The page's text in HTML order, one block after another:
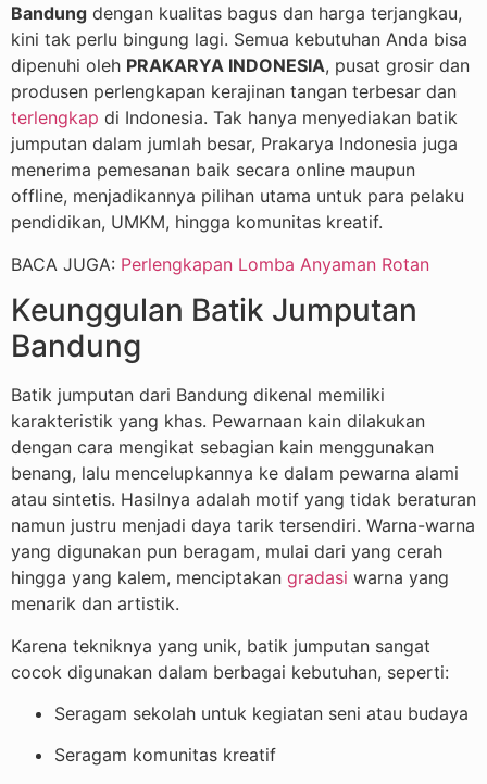
Bandung dengan kualitas bagus dan harga terjangkau,
kini tak perlu bingung lagi. Semua kebutuhan Anda bisa
dipenuhi oleh PRAKARYA INDONESIA, pusat grosir dan
produsen perlengkapan kerajinan tangan terbesar dan
terlengkap di Indonesia. Tak hanya menyediakan batik
jumputan dalam jumlah besar, Prakarya Indonesia juga
menerima pemesanan baik secara online maupun
offline, menjadikannya pilihan utama untuk para pelaku
pendidikan, UMKM, hingga komunitas kreatif.
BACA JUGA: Perlengkapan Lomba Anyaman Rotan
Keunggulan Batik Jumputan
Bandung
Batik jumputan dari Bandung dikenal memiliki
karakteristik yang khas. Pewarnaan kain dilakukan
dengan cara mengikat sebagian kain menggunakan
benang, lalu mencelupkannya ke dalam pewarna alami
atau sintetis. Hasilnya adalah motif yang tidak beraturan
namun justru menjadi daya tarik tersendiri. Warna-warna
yang digunakan pun beragam, mulai dari yang cerah
hingga yang kalem, menciptakan gradasi warna yang
menarik dan artistik.
Karena tekniknya yang unik, batik jumputan sangat
cocok digunakan dalam berbagai kebutuhan, seperti:
Seragam sekolah untuk kegiatan seni atau budaya
Seragam komunitas kreatif